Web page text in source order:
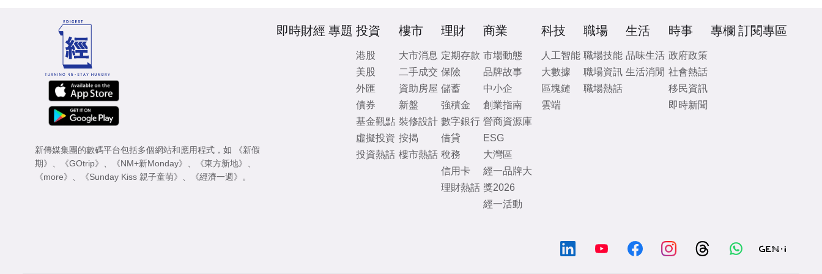
新傳媒集團的數碼平台包括多個網站和應用程式，如
《新假
期》
《GOtrip》 《NM+新Monday》 《東方新地》
《more》
《Sunday Kiss 親子童萌》 《經濟一週》 。
即時財經 專題 投資
港股
美股
外匯
債券
基金觀點
虛擬投資
投資熱話
樓市
大市消息
二手成交
資助房屋
新盤
裝修設計
按揭
樓市熱話
理財
定期存款
保險
儲蓄
強積金
數字銀行
借貸
稅務
信用卡
理財熱話
商業
市場動態
品牌故事
中小企
創業指南
營商資源庫
ESG
大灣區
經一品牌大
獎2026
經一活動
科技
人工智能
大數據
區塊鏈
雲端
職場
職場技能
職場資訊
職場熱話
生活
品味生活
生活消閒
時事
政府政策
社會熱話
移民資訊
即時新聞
專欄 訂閱專區